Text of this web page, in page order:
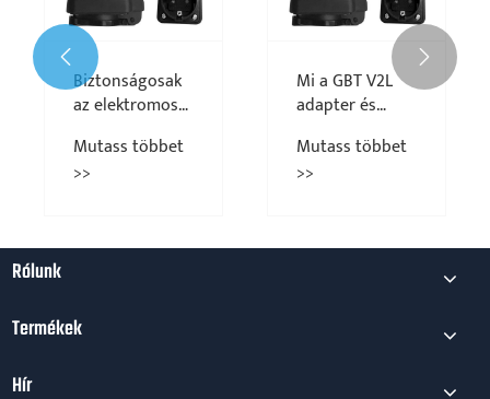
kerül
Biztonságosak
az elektromos
a mindennapi
Mutass többet
Mi a GBT
elektromos
Mutass
 
Rólunk
Termékek
Hír